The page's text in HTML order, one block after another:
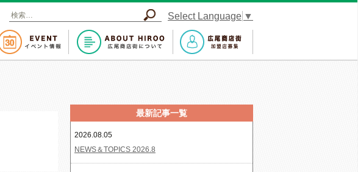
検
:
Select Language ▼
最新記事一覧
2026.08.05
NEWS＆TOPICS 2026.8